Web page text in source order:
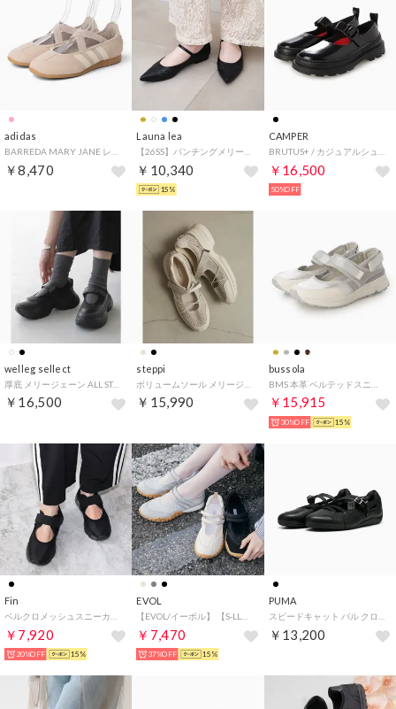
adidas
BARREDA MARY JANE レディースシューズ バレエスニーカー ロープロファイル(バレダメリージェーン) KJ2254 パテモーブ/オフホワイト/ガム
￥8,470
Launa lea
【26SS】パンチングメリージェーンフラットパンプス(0631) （ブラック）
￥10,340
15%
CAMPER
BRUTUS+ / カジュアルシューズ （ブラック）
￥16,500
50%OFF
welleg sellect
厚底 メリージェーン ALL STAR R SURGETRAINER MJ OX （4020ブラック／OX）
￥16,500
steppi
￥15,990
bussola
￥15,915
30%OFF 15%
Fin
ベルクロメッシュスニーカー【低反発スポンジ入り】 （ブラック）
￥7,920
20%OFF 15%
EVOL
【EVOL/イーボル】 【S-LLサイズ展開・柔らかい】ダブルストラップメリージェーンスニーカー JA5993 （グレー）
￥7,470
37%OFF 15%
PUMA
スピードキャット バル クロック（SPEEDCAT BAL CROC） （BLACK-COOL DARK GRAY）
￥13,200